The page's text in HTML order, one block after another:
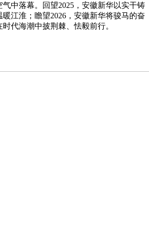
中落幕。回望2025，安徽新华以实干铸
江淮；瞻望2026，安徽新华将骏马的奋
代海潮中披荆棘、怯毅前行。